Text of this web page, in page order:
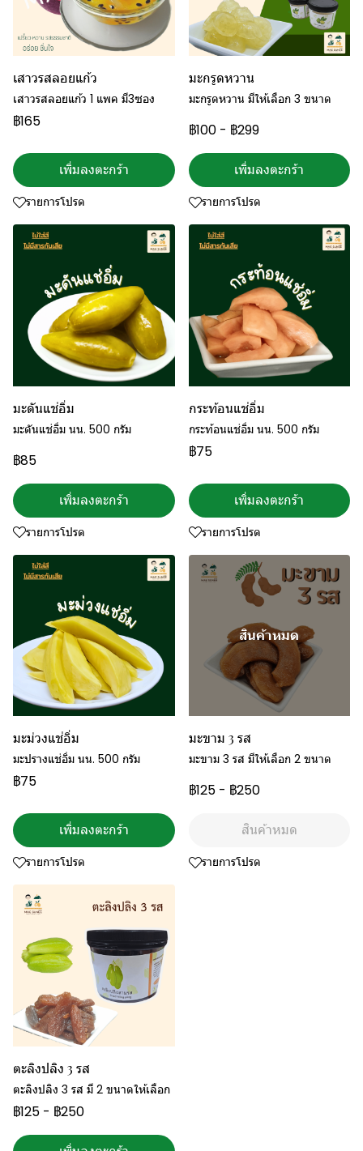
เสาวรสลอยแก้ว
เสาวรสลอยแก้ว 1 แพค มี3ซอง
฿165
เพิ่มลงตะกร้า
รายการโปรด
มะกรูดหวาน
มะกรูดหวาน มีให้เลือก 3 ขนาด
฿100- ฿299
เพิ่มลงตะกร้า
รายการโปรด
มะดันแช่อิ่ม
มะดันแช่อิ่ม นน. 500 กรัม
฿85
เพิ่มลงตะกร้า
รายการโปรด
กระท้อนแช่อิ่ม
กระท้อนแช่อิ่ม นน. 500 กรัม
฿75
เพิ่มลงตะกร้า
รายการโปรด
มะม่วงแช่อิ่ม
มะปรางแช่อิ่ม นน. 500 กรัม
฿75
เพิ่มลงตะกร้า
รายการโปรด
สินค้าหมด
มะขาม 3 รส
มะขาม 3 รส มีให้เลือก 2 ขนาด
฿125- ฿250
สินค้าหมด
รายการโปรด
ตะลิงปลิง 3 รส
ตะลิงปลิง 3 รส มี 2 ขนาดให้เลือก
฿125 - ฿250